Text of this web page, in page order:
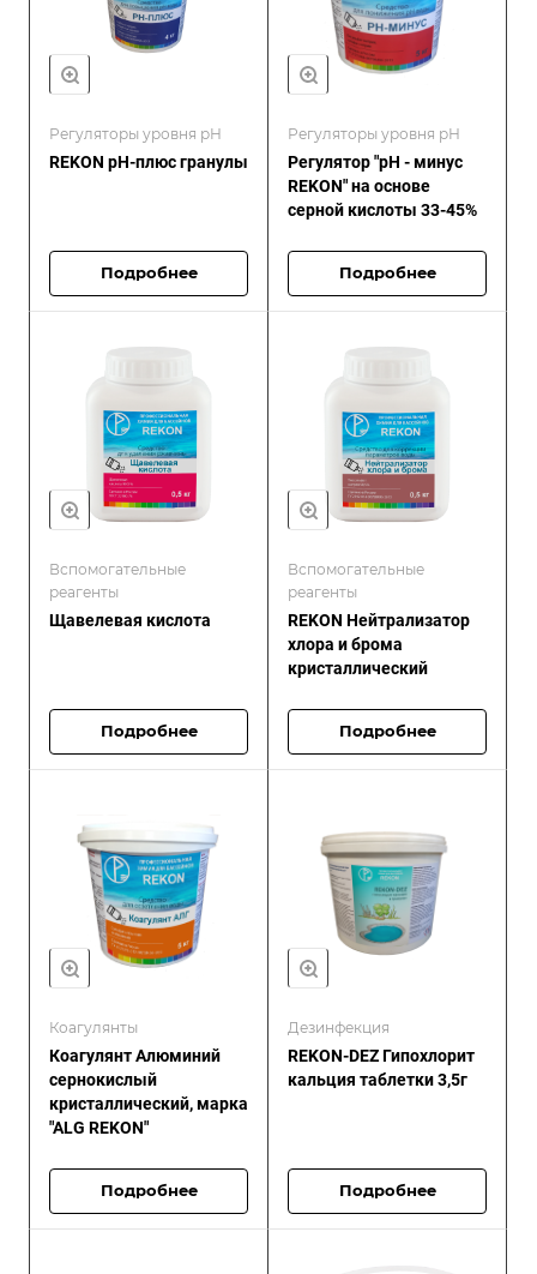
Регуляторы уровня рН
REKON рН-плюс гранулы
Подробнее
Регуляторы уровня рН
Регулятор "рН - минус
REKON" на основе
серной кислоты 33-45%
Подробнее
Вспомогательные
реагенты
Щавелевая кислота
Подробнее
Вспомогательные
реагенты
REKON Нейтрализатор
хлора и брома
кристаллический
Подробнее
Коагулянты
Коагулянт Алюминий
сернокислый
кристаллический, марка
"ALG REKON"
Подробнее
Дезинфекция
REKON-DEZ Гипохлорит
кальция таблетки 3,5г
Подробнее